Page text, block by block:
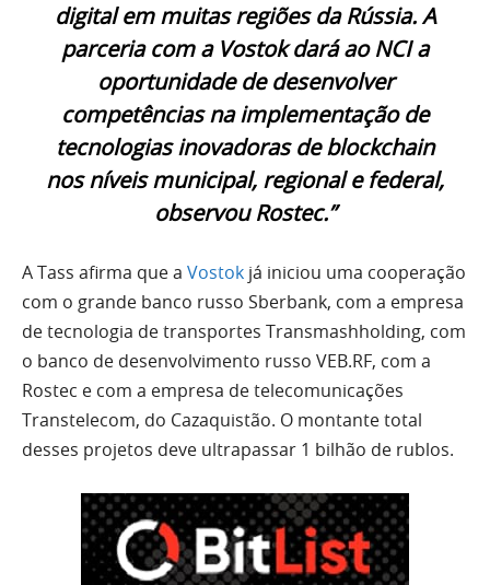
digital em muitas regiões da Rússia. A
parceria com a Vostok dará ao NCI a
oportunidade de desenvolver
competências na implementação de
tecnologias inovadoras de blockchain
nos níveis municipal, regional e federal,
observou Rostec.”
A Tass afirma que a Vostok já iniciou uma cooperação
com o grande banco russo Sberbank, com a empresa
de tecnologia de transportes Transmashholding, com
o banco de desenvolvimento russo VEB.RF, com a
Rostec e com a empresa de telecomunicações
Transtelecom, do Cazaquistão. O montante total
desses projetos deve ultrapassar 1 bilhão de rublos.